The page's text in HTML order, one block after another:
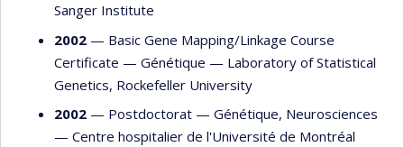
Sanger Institute
2002 — Basic Gene Mapping/Linkage Course
Certificate — Génétique — Laboratory of Statistical
Genetics, Rockefeller University
2002 — Postdoctorat — Génétique, Neurosciences
— Centre hospitalier de l'Université de Montréal